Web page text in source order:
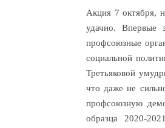
Акция 7 октября,
удачно. Впервые
профсоюзные
социальной
Третьяковой
что даже не
профсоюзную
образца 2020-